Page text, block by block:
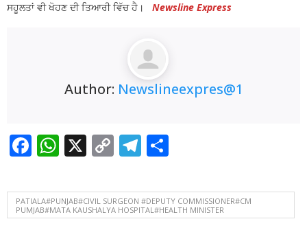
ਸਹੂਲਤਾਂ ਵੀ ਖੋਹਣ ਦੀ ਤਿਆਰੀ ਵਿੱਚ ਹੈ। Newsline Express
Author: Newslineexpres@1
Facebook
WhatsApp
X CopyTelegram
PATIALA#PUNJAB#CIVIL SURGEON #DEPUTY COMMISSIONER#CM
PUMJAB#MATA KAUSHALYA HOSPITAL#HEALTH MINISTER